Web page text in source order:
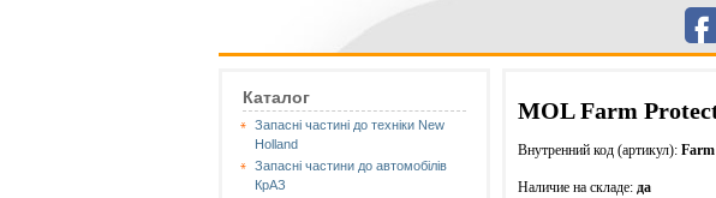
Каталог
Запасні частині до техніки New
Holland
Запасні частини до автомобілів
КрАЗ
MOL Farm
Внутренний код (артикул):
Наличие на складе: да